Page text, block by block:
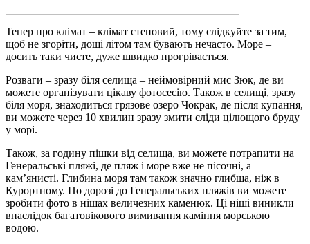
Тепер про клімат – клімат степовий, тому слідкуйте за тим,
щоб не згоріти, дощі літом там бувають нечасто. Море –
досить таки чисте, дуже швидко прогрівається.
Розваги – зразу біля селища – неймовірний мис Зюк, де ви
можете організувати цікаву фотосесію. Також в селищі, зразу
біля моря, знаходиться грязове озеро Чокрак, де після купання,
ви можете через 10 хвилин зразу змити сліди цілющого бруду
у морі.
Також, за годину пішки від селища, ви можете потрапити на
Генеральські пляжі, де пляж і море вже не пісочні, а
кам’янисті. Глибина моря там також значно глибша, ніж в
Курортному. По дорозі до Генеральських пляжів ви можете
зробити фото в нішах величезних каменюк. Ці ніші виникли
внаслідок багатовікового вимивання каміння морською
водою.